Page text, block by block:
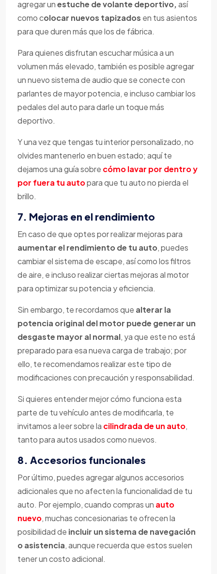
agregar unestuche de volante deportivo,así
como colocar nuevos tapizados en tus asientos
para que duren más que los de fábrica.
Para quienes disfrutan escuchar música a un
volumen más elevado, también es posible agregar
un nuevo sistema de audio que se conecte con
parlantes de mayor potencia, e incluso cambiar los
pedales del auto para darle un toque más
deportivo.
Y una vez que tengas tu interior personalizado, no
olvides mantenerlo en buen estado; aquí te
dejamos una guía sobre cómo lavar por dentro y
por fuera tu autopara que tu auto no pierda el
brillo.
7. Mejoras en el rendimiento
En caso de que optes por realizar mejoras para
aumentar el rendimiento de tu auto, puedes
cambiar el sistema de escape, así como los filtros
de aire, e incluso realizar ciertas mejoras al motor
para optimizar su potencia y eficiencia.
Sin embargo, te recordamos que alterar la
potencia original del motor puede generar un
desgaste mayor al normal, ya que este no está
preparado para esa nueva carga de trabajo; por
ello, te recomendamos realizar este tipo de
modificaciones con precaución y responsabilidad.
Si quieres entender mejor cómo funciona esta
parte de tu vehículo antes de modificarla, te
invitamos a leer sobre la cilindrada de un auto,
tanto para autos usados como nuevos.
8. Accesorios funcionales
Por último, puedes agregar algunos accesorios
adicionales que no afecten la funcionalidad de tu
auto. Por ejemplo, cuando compras un auto
nuevo, muchas concesionarias te ofrecen la
posibilidad de incluir un sistema de navegación
o asistencia, aunque recuerda que estos suelen
tener un costo adicional.